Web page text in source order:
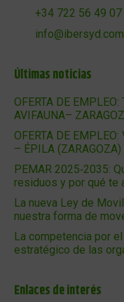
+34 722 56 49 07
info@ibersyd.com
Últimas noticias
OFERTA DE
AVIFAUNA–
OFERTA DE
– ÉPILA (ZARAGOZA)
PEMAR 2025‑2035:
residuos y por qué te
La nueva Ley de
nuestra forma de
La competencia por
estratégico de las
Enlaces de interés